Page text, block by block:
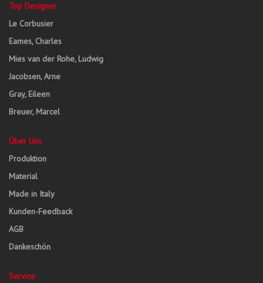
Top Designer
Le Corbusier
Eames, Charles
Mies van der Rohe, Ludwig
Jacobsen, Arne
Gray, Eileen
Breuer, Marcel
Über Uns
Produktion
Material
Made in Italy
Kunden-Feedback
AGB
Dankeschön
Service